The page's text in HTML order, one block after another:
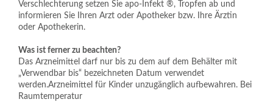
Verschlechterung setzen Sie apo-Infekt ®, Tropfen ab und
informieren Sie Ihren Arzt oder Apotheker bzw. Ihre Ärztin
oder Apothekerin.
Was ist ferner zu beachten?
Das Arzneimittel darf nur bis zu dem auf dem Behälter mit
„Verwendbar bis“ bezeichneten Datum verwendet
werden.Arzneimittel für Kinder unzugänglich aufbewahren. Bei
Raumtemperatur